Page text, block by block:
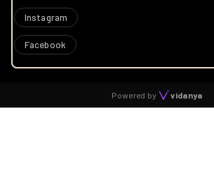
Instagram
Facebook
Powered by vidanya